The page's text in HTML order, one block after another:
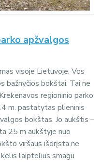
apžvalgos
visoje Lietuvoje. Vos
bažnyčios bokštai. Tai ne
regioninio parko
m. pastatytas plieninis
bokštas. Jo aukštis –
25 m aukštyje nuo
viršaus išdrįsta ne
laiptelius smagu